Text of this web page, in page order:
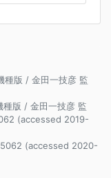
種版 / 金田一技彦 監
版 / 金田一技彦 監
(accessed 2019-
(accessed 2020-